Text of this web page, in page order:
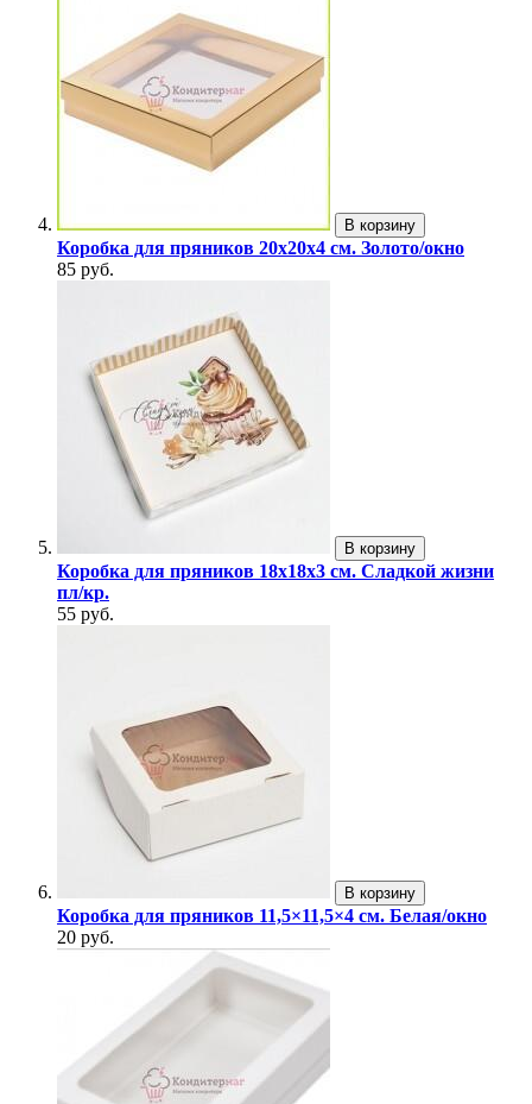
В корзину
Коробка для пряников 20х20х4 см. Золото/окно
85 руб.
В корзину
Коробка для пряников 18х18х3 см. Сладкой жизни
пл/кр.
55 руб.
В корзину
Коробка для пряников 11,5×11,5×4 см. Белая/окно
20 руб.